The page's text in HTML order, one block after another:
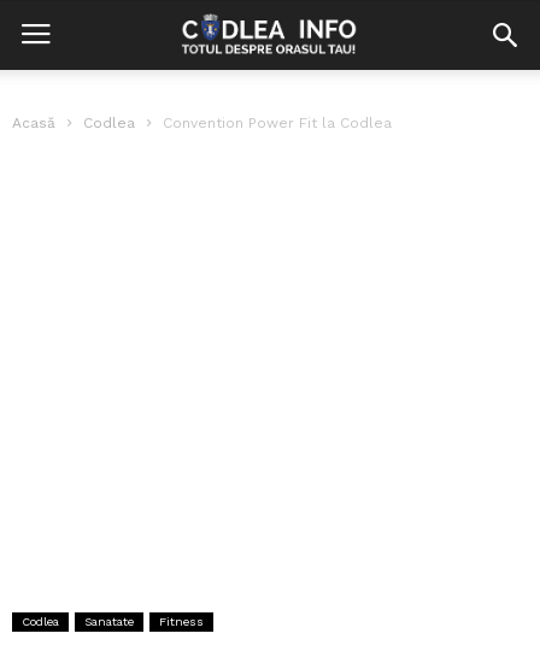
Acasă Codlea Convention Power Fit la Codlea
Codlea Sanatate Fitness